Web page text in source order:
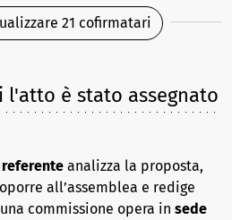
21 cofirmatari
l'atto è stato assegnato
analizza la proposta,
all’assemblea e redige
commissione opera in sede